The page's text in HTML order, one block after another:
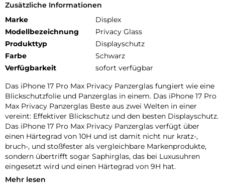
Zusätzliche Informationen
Marke
Displex
Modellbezeichnung
Privacy Glass
Produkttyp
Displayschutz
Farbe
Schwarz
Verfügbarkeit
sofort verfügbar
Das iPhone 17 Pro Max Privacy Panzerglas fungiert wie eine
Blickschutzfolie und Panzerglas in einem. Das iPhone 17 Pro
Max Privacy Panzerglas Beste aus zwei Welten in einer
vereint: Effektiver Blickschutz und den besten Displayschutz.
Das iPhone 17 Pro Max Privacy Panzerglas verfügt über
einen Härtegrad von 10H und ist damit nicht nur kratz-,
bruch-, und stoßfester als vergleichbare Markenprodukte,
sondern übertrifft sogar Saphirglas, das bei Luxusuhren
eingesetzt wird und einen Härtegrad von 9H hat.
Das iPhone 17 Pro Max Privacy Panzerglas bleit seinem
Mehr lesen